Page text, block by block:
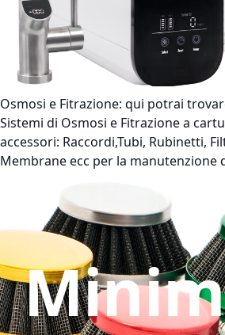
Osmosi e Fitrazione: qui potrai
Sistemi di Osmosi e Fitrazione a
accessori: Raccordi,Tubi, Rubinetti,
Membrane ecc per la manutenzione